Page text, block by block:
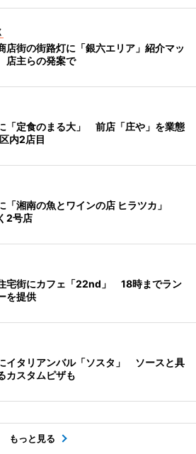
店街の街路灯に「銀六エリア」紹介マッ
主らの発案で
「定食のまる大」 前店「庄や」を業態
内2店目
「湘南の魚とワインの店 ヒラツカ」
2号店
宅街にカフェ「22nd」 18時までラン
を提供
イタリアンバル「ソスタ」 ソースと具
カスタムピザも
もっと見る